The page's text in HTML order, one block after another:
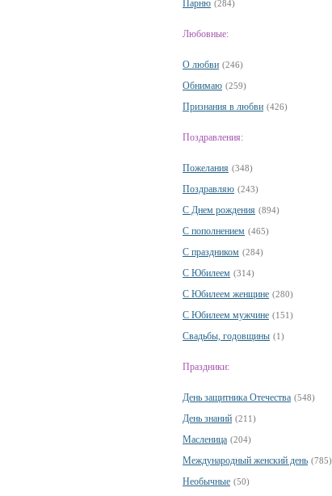
Парню (284)
Любовные:
О любви (246)
Обнимаю (259)
Признания в любви (426)
Поздравления:
Пожелания (348)
Поздравляю (243)
С Днем рождения (894)
С пополнением (465)
С праздником (284)
С Юбилеем (314)
С Юбилеем женщине (280)
С Юбилеем мужчине (151)
Свадьбы, годовщины (1)
Праздники:
День защитника Отечества (548)
День знаний (211)
Масленица (204)
Международный женский день (785)
Необычные (50)